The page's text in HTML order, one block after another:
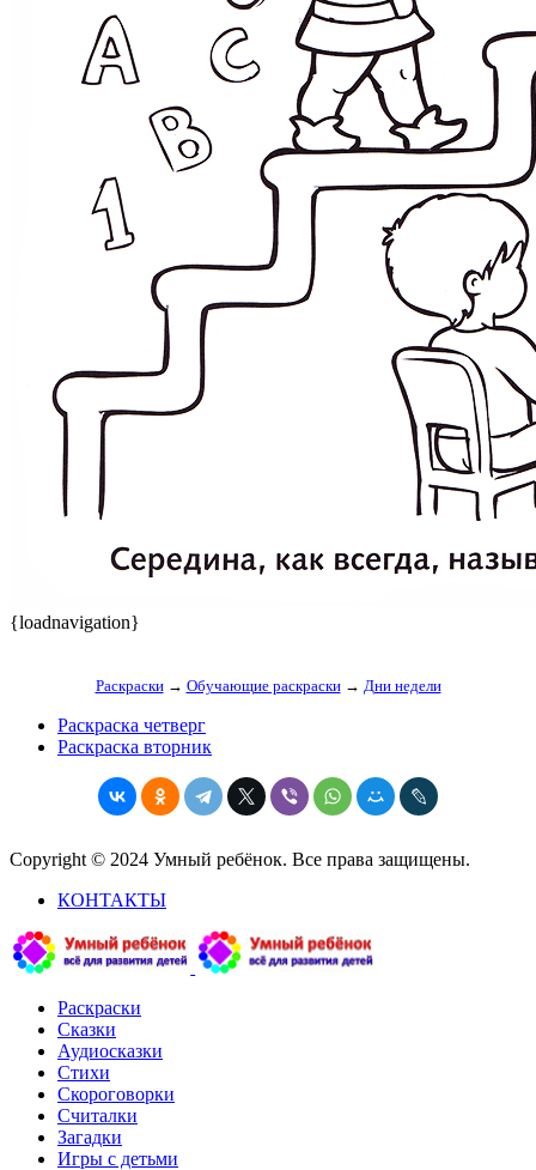
{loadnavigation}
Раскраски→ Обучающие раскраски→ Дни недели
Раскраска четверг
Раскраска вторник
Copyright © 2024 Умный ребёнок. Все права защищены.
КОНТАКТЫ
Раскраски
Сказки
Аудиосказки
Стихи
Скороговорки
Считалки
Загадки
Игры с детьми